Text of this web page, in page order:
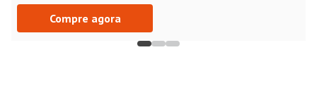
Compre agora